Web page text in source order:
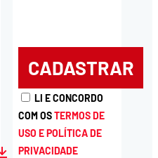
LI E CONCORDO
COM OSTERMOS DE
USO E POLÍTICA DE
PRIVACIDADE